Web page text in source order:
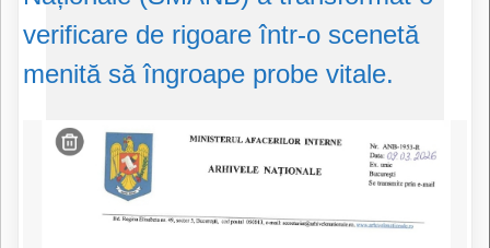
verificare de rigoare într-o scenetă
menită să îngroape probe vitale.